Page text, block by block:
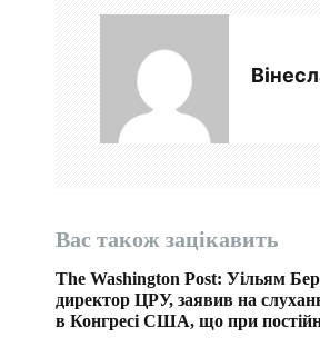
п
и
Вас також зацікавить
The Washington Post: Уільям
директор ЦРУ, заявив на
в Конгресі США, що при